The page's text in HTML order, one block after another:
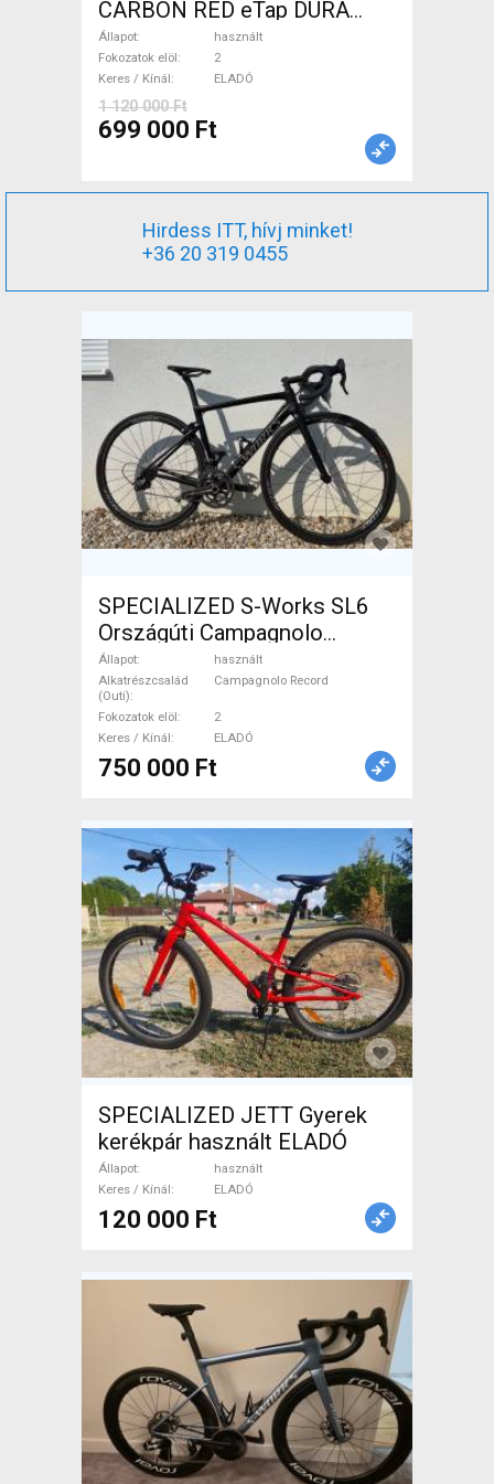
CARBON RED eTap DURA
Országúti használt ELADÓ
Állapot
használt
Fokozatok elöl
2
Keres / Kínál
ELADÓ
1 120 000 Ft
699 000 Ft
Hirdess ITT, hívj minket!
+36 20 319 0455
SPECIALIZED S-Works SL6
Országúti Campagnolo
Record patkófék használt
ELADÓ
Állapot
használt
Alkatrészcsalád
(Outi)
Campagnolo Record
Fokozatok elöl
2
Keres / Kínál
ELADÓ
750 000 Ft
SPECIALIZED JETT Gyerek
kerékpár használt ELADÓ
Állapot
használt
Keres / Kínál
ELADÓ
120 000 Ft